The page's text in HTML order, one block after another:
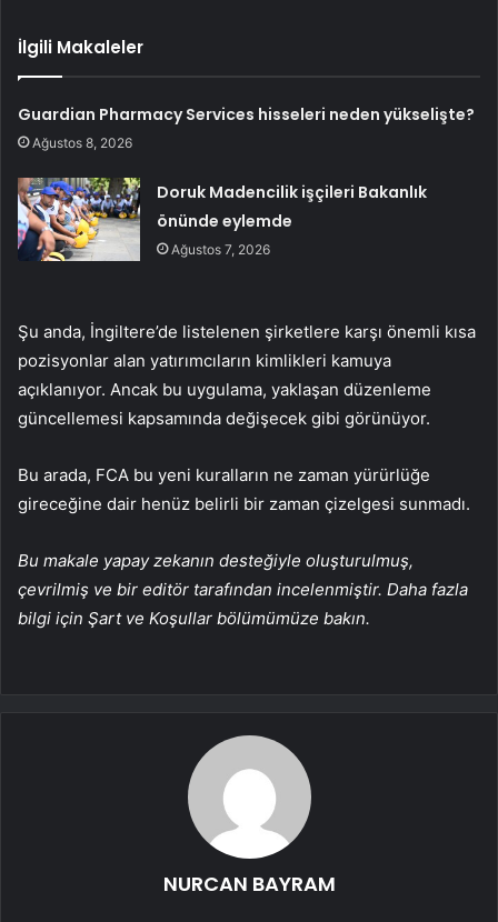
İlgili Makaleler
Guardian Pharmacy Services hisseleri neden yükselişte?
Ağustos 8, 2026
Doruk Madencilik işçileri Bakanlık
önünde eylemde
Ağustos 7, 2026
Şu anda, İngiltere’de listelenen şirketlere karşı önemli kısa
pozisyonlar alan yatırımcıların kimlikleri kamuya
açıklanıyor. Ancak bu uygulama, yaklaşan düzenleme
güncellemesi kapsamında değişecek gibi görünüyor.
Bu arada, FCA bu yeni kuralların ne zaman yürürlüğe
gireceğine dair henüz belirli bir zaman çizelgesi sunmadı.
Bu makale yapay zekanın desteğiyle oluşturulmuş,
çevrilmiş ve bir editör tarafından incelenmiştir. Daha fazla
bilgi için Şart ve Koşullar bölümümüze bakın.
NURCAN BAYRAM